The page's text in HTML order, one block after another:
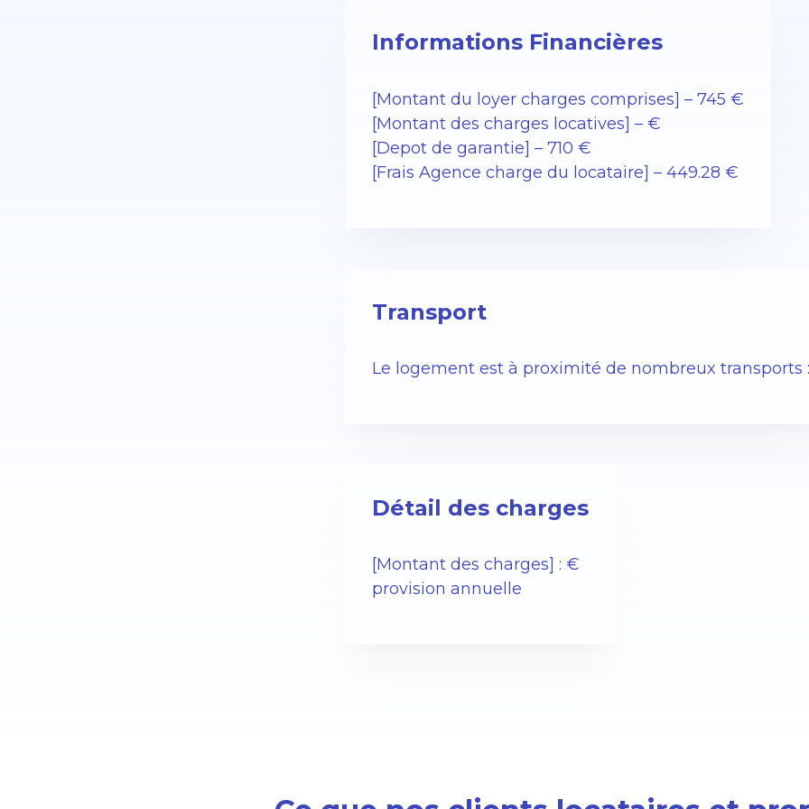
Informations Financières
[Montant du loyer charges comprises] – 745 €
[Montant des charges locatives] – €
[Depot de garantie] – 710 €
[Frais Agence charge du locataire] – 449.28 €
Transport
Le logement est à proximité de nombreux transports :
Détail des charges
[Montant des charges] : €
provision annuelle